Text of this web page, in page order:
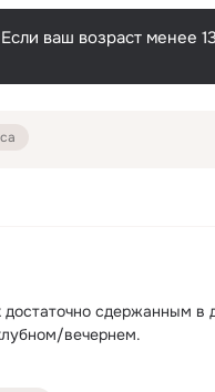
ваш возраст менее
сдержанным в
вечернем.